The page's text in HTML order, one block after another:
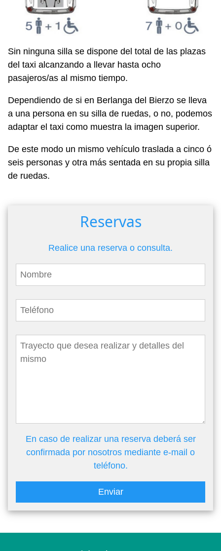
Sin ninguna silla se dispone del total de las plazas
del taxi alcanzando a llevar hasta ocho
pasajeros/as al mismo tiempo.
Dependiendo de si en Berlanga del Bierzo se lleva
a una persona en su silla de ruedas, o no, podemos
adaptar el taxi como muestra la imagen superior.
De este modo un mismo vehículo traslada a cinco ó
seis personas y otra más sentada en su propia silla
de ruedas.
Reservas
Realice una reserva o consulta.
En caso de realizar una reserva deberá ser
confirmada por nosotros mediante e-mail o
teléfono.
Enviar